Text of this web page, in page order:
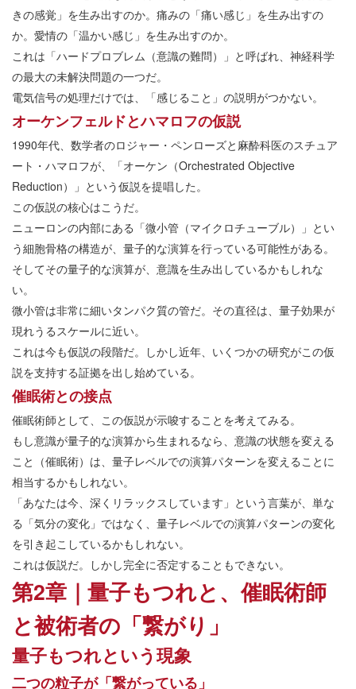
きの感覚」を生み出すのか。痛みの「痛い感じ」を生み出すの
か。愛情の「温かい感じ」を生み出すのか。
これは「ハードプロブレム（意識の難問）」と呼ばれ、神経科学
の最大の未解決問題の一つだ。
電気信号の処理だけでは、「感じること」の説明がつかない。
オーケンフェルドとハマロフの仮説
1990年代、数学者のロジャー・ペンローズと麻酔科医のスチュア
ート・ハマロフが、「オーケン（Orchestrated Objective
Reduction）」という仮説を提唱した。
この仮説の核心はこうだ。
ニューロンの内部にある「微小管（マイクロチューブル）」とい
う細胞骨格の構造が、量子的な演算を行っている可能性がある。
そしてその量子的な演算が、意識を生み出しているかもしれな
い。
微小管は非常に細いタンパク質の管だ。その直径は、量子効果が
現れうるスケールに近い。
これは今も仮説の段階だ。しかし近年、いくつかの研究がこの仮
説を支持する証拠を出し始めている。
催眠術との接点
催眠術師として、この仮説が示唆することを考えてみる。
もし意識が量子的な演算から生まれるなら、意識の状態を変える
こと（催眠術）は、量子レベルでの演算パターンを変えることに
相当するかもしれない。
「あなたは今、深くリラックスしています」という言葉が、単な
る「気分の変化」ではなく、量子レベルでの演算パターンの変化
を引き起こしているかもしれない。
これは仮説だ。しかし完全に否定することもできない。
第2章｜量子もつれと、催眠術師
と被術者の「繋がり」
量子もつれという現象
二つの粒子が「繋がっている」